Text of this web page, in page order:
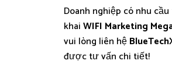
Doanh nghiệp có nhu
khaiWIFI Marketing
vui lòng liên hệ
được tư vấn chi tiết!